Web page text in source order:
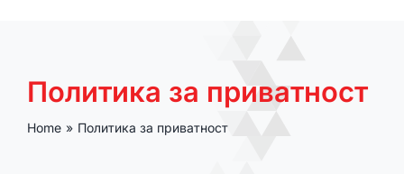
За нас
Политика за приватност
Home Политика за приватност